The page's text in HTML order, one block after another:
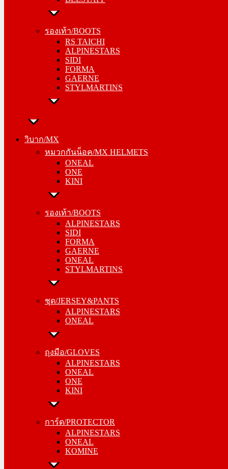
รองเท้า/BOOTS
RS TAICHI
ALPINESTARS
SIDI
FORMA
GAERNE
STYLMARTINS
วิบาก/MX
หมวกกันน็อค/MX HELMETS
ONEAL
ONE
KINI
รองเท้า/BOOTS
ALPINESTARS
SIDI
FORMA
GAERNE
ONEAL
STYLMARTINS
ชุด/JERSEY&PANTS
ALPINESTARS
ONEAL
ถุงมือ/GLOVES
ALPINESTARS
ONEAL
ONE
KINI
การ์ด/PROTECTOR
ALPINESTARS
ONEAL
KOMINE
รองเท้า/BOOTS
ALPINESTARS
SIDI
FORMA
GAERNE
STYLMARTINS
วิบาก/MX
ONE
KINI
รองเท้า/BOOTS
SIDI
FORMA
GAERNE
ONEAL
STYLMARTINS
ชุด/JERSEY&PANTS
ONEAL
ถุงมือ/GLOVES
ONEAL
ONE
KINI
การ์ด/PROTECTOR
ONEAL
KOMINE
ถุงเท้า/SOCKS